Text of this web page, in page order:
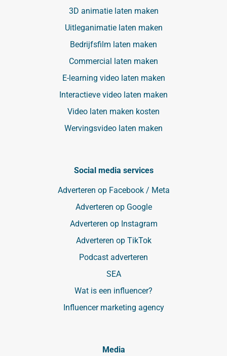
3D animatie laten maken
Uitleganimatie laten maken
Bedrijfsfilm laten maken
Commercial laten maken
E-learning video laten maken
Interactieve video laten maken
Video laten maken kosten
Wervingsvideo laten maken
Social media services
Adverteren op Facebook / Meta
Adverteren op Google
Adverteren op Instagram
Adverteren op TikTok
Podcast adverteren
SEA
Wat is een influencer?
Influencer marketing agency
Media